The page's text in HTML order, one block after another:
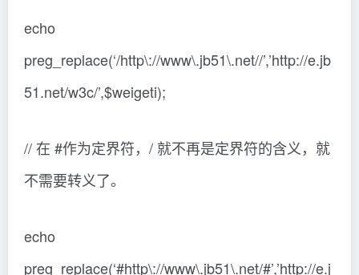
echo
preg_replace(‘/http\://www\.jb51\.net//’,’http://e.jb
51.net/w3c/’,$weigeti);
// 在 #作为定界符，/ 就不再是定界符的含义，就
不需要转义了。
echo
preg_replace(‘#http\://www\.jb51\.net/#’,’http://e.j